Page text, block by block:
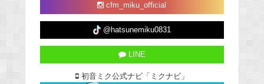
cfm_miku_official
@hatsunemiku0831
LINE
初音ミク公式ナビ「ミクナビ」